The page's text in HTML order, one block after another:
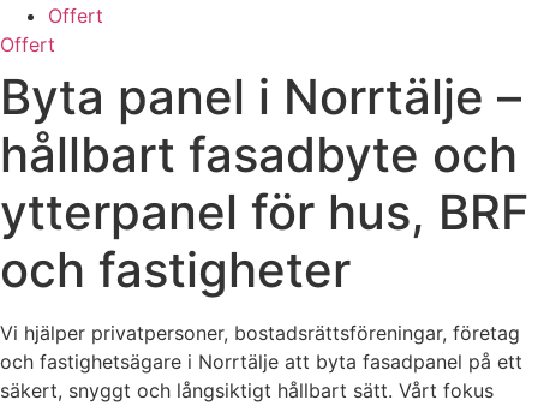
Offert
Offert
Byta panel i Norrtälje –
hållbart fasadbyte och
ytterpanel för hus, BRF
och fastigheter
Vi hjälper privatpersoner, bostadsrättsföreningar, företag
och fastighetsägare i Norrtälje att byta fasadpanel på ett
säkert, snyggt och långsiktigt hållbart sätt. Vårt fokus